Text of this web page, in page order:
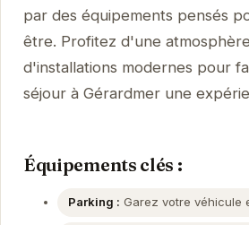
par des équipements pensés
être. Profitez d'une
d'installations modernes pour
séjour à Gérardmer une
Équipements clés :
Parking : Garez votre véhicule